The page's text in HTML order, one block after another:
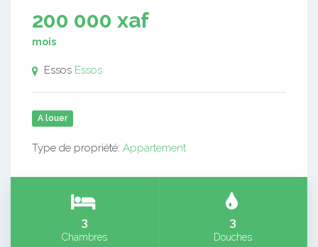
200 000 xaf
mois
Essos Essos
A louer
Type de propriété: Appartement
3
Chambres
3
Douches